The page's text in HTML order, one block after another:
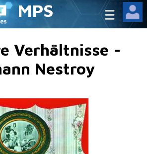
MPS
Verhältnisse -
Nestroy